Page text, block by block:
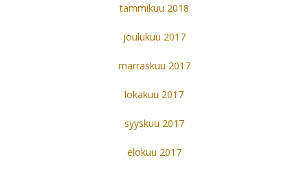
tammikuu 2018
joulukuu 2017
marraskuu 2017
lokakuu 2017
syyskuu 2017
elokuu 2017